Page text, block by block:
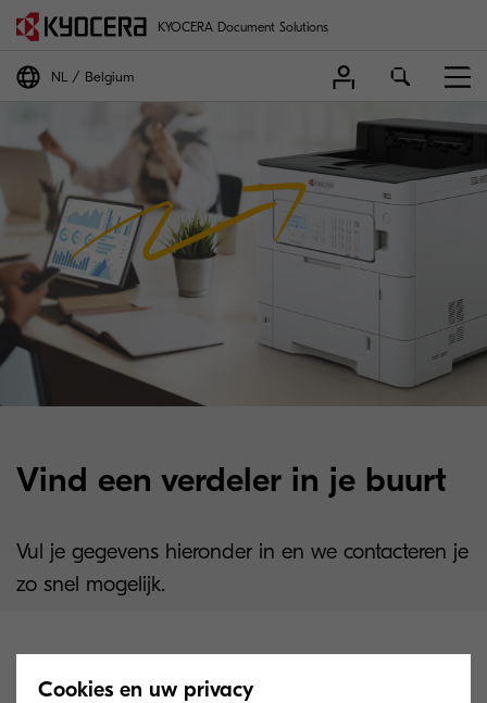
KYOCERA Document Solutions
NL Belgium
Vind een verdeler in je buurt
Vul je gegevens hieronder in en we contacteren je
zo snel mogelijk.
Cookies en uw privacy